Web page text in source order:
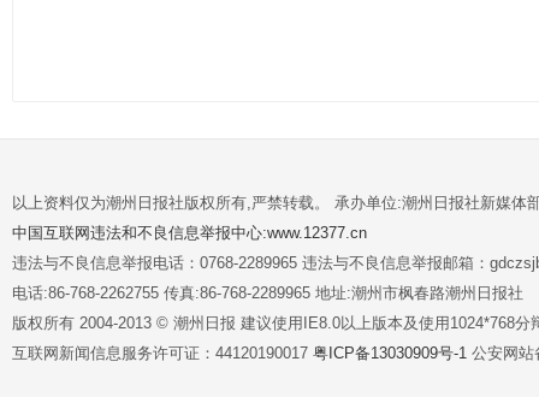
以上资料仅为潮州日报社版权所有,严禁转载。 承办单位:潮州日报社新媒体
中国互联网违法和不良信息举报中心:www.12377.cn
违法与不良信息举报电话：0768-2289965 违法与不良信息举报邮箱：
电话:86-768-2262755 传真:86-768-2289965 地址:潮州市枫春路潮州日报社
版权所有 2004-2013 © 潮州日报 建议使用IE8.0以上版本及使用1024*768分
互联网新闻信息服务许可证：44120190017 粤ICP备13030909号-1 公安网站